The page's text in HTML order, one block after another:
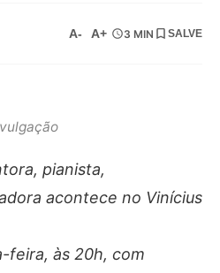
A- A+ 3 MIN SALVE
pianista,
acontece no Vinícius
feira, às 20h, com